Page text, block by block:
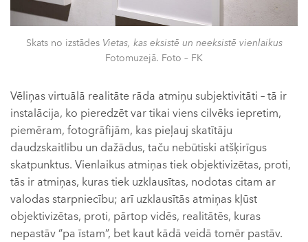
Skats no izstādes Vietas, kas eksistē un neeksistē vienlaikus
Fotomuzejā. Foto – FK
Vēliņas virtuālā realitāte rāda atmiņu subjektivitāti – tā ir
instalācija, ko pieredzēt var tikai viens cilvēks iepretim,
piemēram, fotogrāfijām, kas pieļauj skatītāju
daudzskaitlību un dažādus, taču nebūtiski atšķirīgus
skatpunktus. Vienlaikus atmiņas tiek objektivizētas, proti,
tās ir atmiņas, kuras tiek uzklausītas, nodotas citam ar
valodas starpniecību; arī uzklausītās atmiņas kļūst
objektivizētas, proti, pārtop vidēs, realitātēs, kuras
nepastāv “pa īstam”, bet kaut kādā veidā tomēr pastāv.